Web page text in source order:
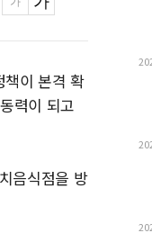
책이 본격 확
력이 되고
음식점을 방